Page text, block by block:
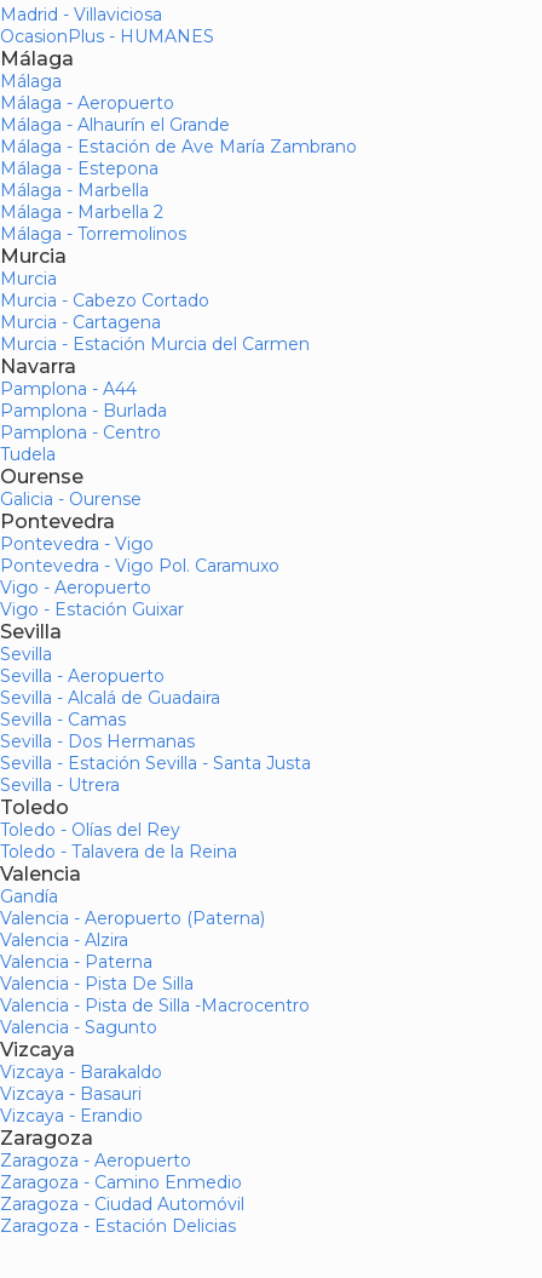
Madrid - Villaviciosa
OcasionPlus - HUMANES
Málaga
Málaga
Málaga - Aeropuerto
Málaga - Alhaurín el Grande
Málaga - Estación de Ave María Zambrano
Málaga - Estepona
Málaga - Marbella
Málaga - Marbella 2
Málaga - Torremolinos
Murcia
Murcia
Murcia - Cabezo Cortado
Murcia - Cartagena
Murcia - Estación Murcia del Carmen
Navarra
Pamplona - A44
Pamplona - Burlada
Pamplona - Centro
Tudela
Ourense
Galicia - Ourense
Pontevedra
Pontevedra - Vigo
Pontevedra - Vigo Pol. Caramuxo
Vigo - Aeropuerto
Vigo - Estación Guixar
Sevilla
Sevilla
Sevilla - Aeropuerto
Sevilla - Alcalá de Guadaira
Sevilla - Camas
Sevilla - Dos Hermanas
Sevilla - Estación Sevilla - Santa Justa
Sevilla - Utrera
Toledo
Toledo - Olías del Rey
Toledo - Talavera de la Reina
Valencia
Gandía
Valencia - Aeropuerto (Paterna)
Valencia - Alzira
Valencia - Paterna
Valencia - Pista De Silla
Valencia - Pista de Silla -Macrocentro
Valencia - Sagunto
Vizcaya
Vizcaya - Barakaldo
Vizcaya - Basauri
Vizcaya - Erandio
Zaragoza
Zaragoza - Aeropuerto
Zaragoza - Camino Enmedio
Zaragoza - Ciudad Automóvil
Zaragoza - Estación Delicias